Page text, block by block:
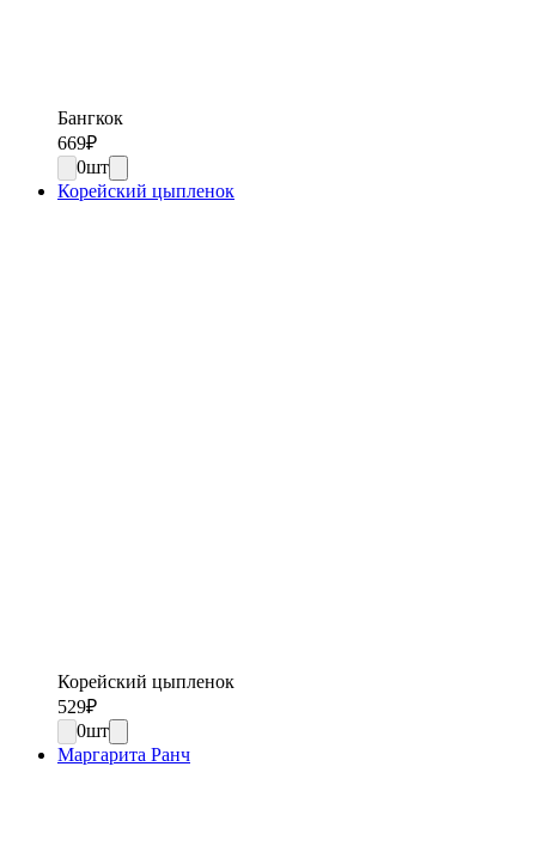
Бангкок
669₽
0шт
Корейский цыпленок
Корейский цыпленок
529₽
0шт
Маргарита Ранч